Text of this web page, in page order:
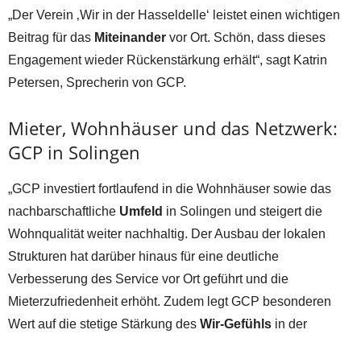
„Der Verein ‚Wir in der Hasseldelle‘ leistet einen wichtigen
Beitrag für das Miteinander vor Ort. Schön, dass dieses
Engagement wieder Rückenstärkung erhält“, sagt Katrin
Petersen, Sprecherin von GCP.
Mieter, Wohnhäuser und das Netzwerk:
GCP in Solingen
„GCP investiert fortlaufend in die Wohnhäuser sowie das
nachbarschaftliche Umfeld in Solingen und steigert die
Wohnqualität weiter nachhaltig. Der Ausbau der lokalen
Strukturen hat darüber hinaus für eine deutliche
Verbesserung des Service vor Ort geführt und die
Mieterzufriedenheit erhöht. Zudem legt GCP besonderen
Wert auf die stetige Stärkung des Wir-Gefühls in der